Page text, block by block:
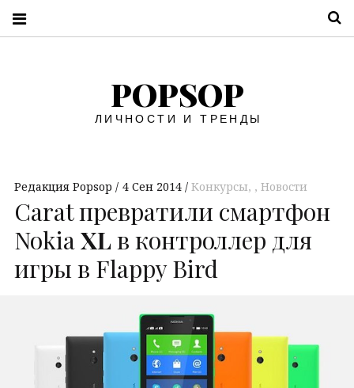
POPSOP
ЛИЧНОСТИ И ТРЕНДЫ
Редакция Popsop 4 Сен 2014 Конкурсы, Новости
Carat превратили смартфон
NokiaXL в контроллер для
игры в Flappy Bird